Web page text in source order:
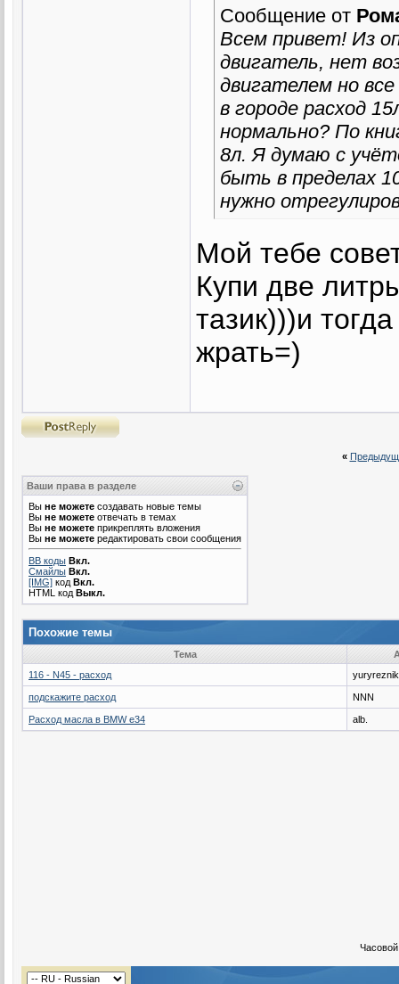
Сообщение от
Всем привет! Из
двигатель, нет
двигателем но
в городе расход
нормально? По
8л. Я думаю с
быть в пределах
нужно
Мой тебе
Купи две
тазик)))и
жрать=)
«
Ваши права в разделе
Вы не можете создавать новые темы
Вы не можете отвечать в темах
Вы не можете прикреплять вложения
Вы не можете редактировать свои сообщения
BB коды Вкл.
Смайлы Вкл.
[IMG] код Вкл.
HTML код Выкл.
Похожие темы
Тема
116 - N45 - расход
yuryreznik
подскажите расход NNN
Расход масла в BMW e34 alb.